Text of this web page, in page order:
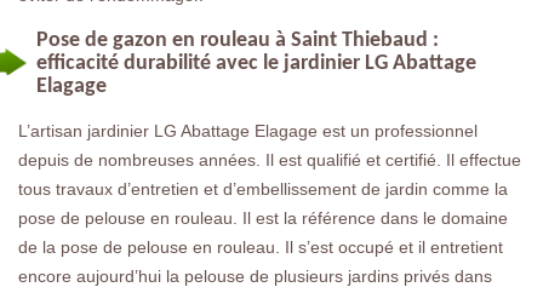
Pose de gazon en rouleau à Saint Thiebaud :
efficacité durabilité avec le jardinier LG Abattage
Elagage
L’artisan jardinier LG Abattage Elagage est un professionnel
depuis de nombreuses années. Il est qualifié et certifié. Il effectue
tous travaux d’entretien et d’embellissement de jardin comme la
pose de pelouse en rouleau. Il est la référence dans le domaine
de la pose de pelouse en rouleau. Il s’est occupé et il entretient
encore aujourd’hui la pelouse de plusieurs jardins privés dans